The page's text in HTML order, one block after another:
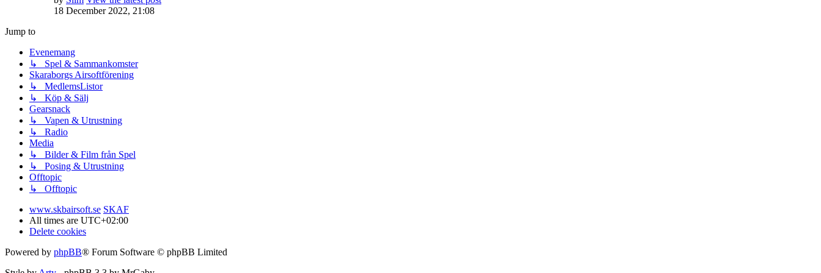
18 December 2022, 21:08
Jump to
Evenemang
↳ Spel & Sammankomster
Skaraborgs Airsoftförening
↳ MedlemsListor
↳ Köp & Sälj
Gearsnack
↳ Vapen & Utrustning
↳ Radio
Media
↳ Bilder & Film från Spel
↳ Posing & Utrustning
Offtopic
↳ Offtopic
www.skbairsoft.se SKAF
All times are UTC+02:00
Delete cookies
Powered by phpBB® Forum Software © phpBB Limited